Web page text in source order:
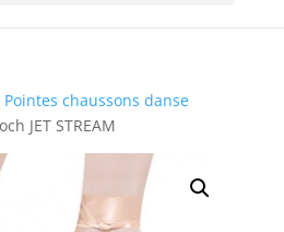
Pointes chaussons danse
JET STREAM